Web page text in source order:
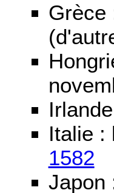
Grèce
Italie :
1582
Japon